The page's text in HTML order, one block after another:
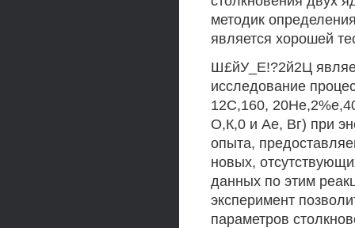
методик
является хорошей
Ш£йУ_Е!?2й2Ц
исследование
12С,160,
О,К,0 и Ае, Вг) при
опыта,
новых,
данных по этим
эксперимент
параметров